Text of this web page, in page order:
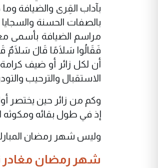
بآداب القِرى والضيافة
بالصفات الحسنة والسجايا
مراسم الضيافة بأسمى
أن لكل زائر أو ضيف
الاستقبال والترحيب
وكم من زائر حين يختصر
إذ في طول بقائه ومكوثه
وليس شهر رمضان
شهر رمضان مغادر